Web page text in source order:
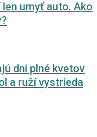
umyť auto. Ako
dni plné kvetov
a ruží vystrieda